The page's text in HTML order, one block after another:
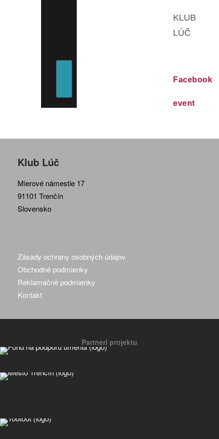
KLUB
LÚČ
Facebook
event
Klub Lúč
Mierové námestie 17
91101 Trenčín
Slovensko
Zásady ochrany osobných údajov
Obchodné podmienky
Reklamačné podmienky
Kontakt
Partneri projektu